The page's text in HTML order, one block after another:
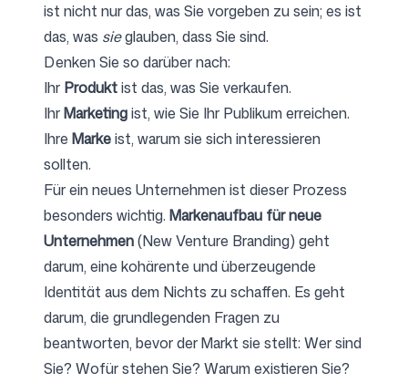
ist nicht nur das, was Sie vorgeben zu sein; es ist
das, was sieglauben, dass Sie sind.
Denken Sie so darüber nach:
Ihr Produktist das, was Sie verkaufen.
IhrMarketingist, wie Sie Ihr Publikum erreichen.
Ihre Markeist, warum sie sich interessieren
sollten.
Für ein neues Unternehmen ist dieser Prozess
besonders wichtig. Markenaufbau für neue
Unternehmen(New Venture Branding) geht
darum, eine kohärente und überzeugende
Identität aus dem Nichts zu schaffen. Es geht
darum, die grundlegenden Fragen zu
beantworten, bevor der Markt sie stellt: Wer sind
Sie? Wofür stehen Sie? Warum existieren Sie?